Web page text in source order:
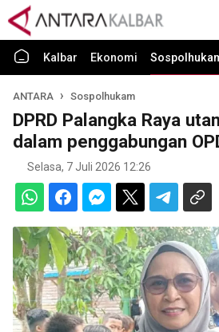
Kalbar Ekonomi
ANTARA Sospolhukam
DPRD Palangka Raya
dalam penggabungan
Selasa, 7 Juli 2026 12:26